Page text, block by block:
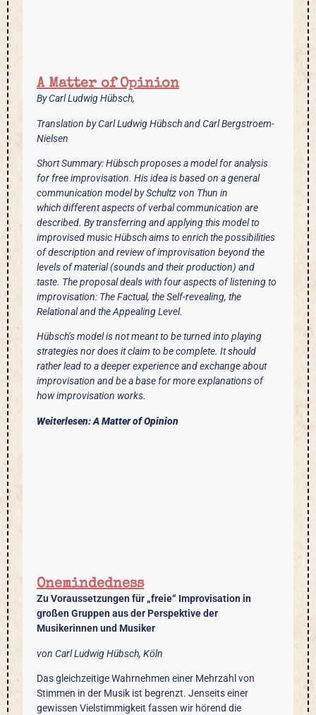
A Matter of Opinion
By Carl Ludwig Hübsch,
Translation by Carl Ludwig Hübsch and Carl Bergstroem-
Nielsen
Short Summary: Hübsch proposes a model for analysis
for free improvisation. His idea is based on a general
communication model by Schultz von Thun in
whichdifferent aspects of verbal communication are
described. By transferring and applying this model to
improvised music Hübsch aims to enrich the possibilities
of description and review of improvisation beyond the
levels of material (sounds and their production) and
taste. The proposal deals with four aspects of listening to
improvisation: The Factual, the Self-revealing, the
Relational and the Appealing Level.
Hübsch’s model is not meant to be turned into playing
strategies nor does it claim to be complete. It should
rather lead to a deeper experience and exchange about
improvisation and be a base for more explanations of
how improvisation works.
Weiterlesen: A Matter of Opinion
Onemindedness
Zu Voraussetzungen für „freie“ Improvisation in
großen Gruppen aus der Perspektive der
Musikerinnen und Musiker
von Carl Ludwig Hübsch, Köln
Das gleichzeitige Wahrnehmen einer Mehrzahl von
Stimmen in der Musik ist begrenzt. Jenseits einer
gewissen Vielstimmigkeit fassen wir hörend die